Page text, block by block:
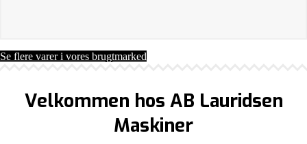
Se flere varer i vores brugtmarked
Velkommen hos AB Lauridsen
Maskiner